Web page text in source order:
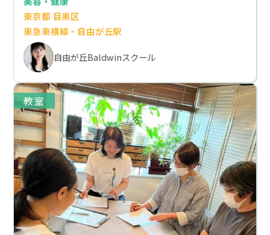
東京都 目黒区
東急東横線・自由が丘駅
自由が丘Baldwinスクール
教室